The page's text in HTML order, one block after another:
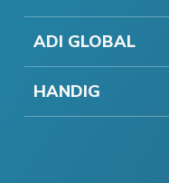
ADI GLOBAL
HANDIG